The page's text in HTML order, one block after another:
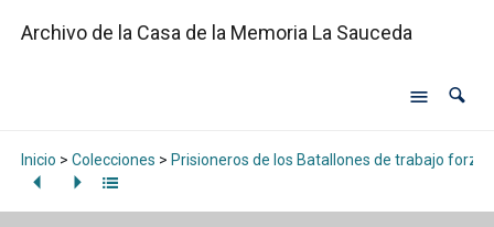
Archivo de la Casa de la Memoria La Sauceda
Inicio > Colecciones > Prisioneros de los Batallones de trabajo